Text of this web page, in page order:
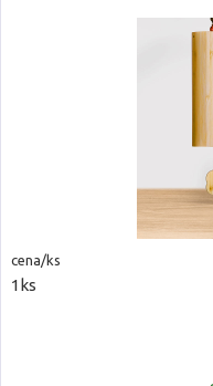
cena/ks
1ks